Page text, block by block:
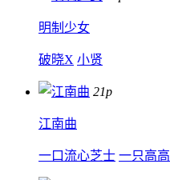
明制少女
破晓X 小贤
21p
江南曲
一口流心芝士 一只高高